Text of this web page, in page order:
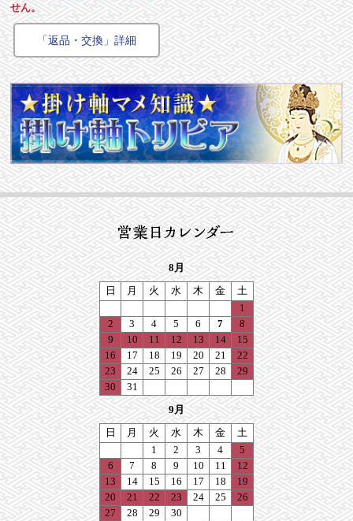
せん。
「返品・交換」詳細